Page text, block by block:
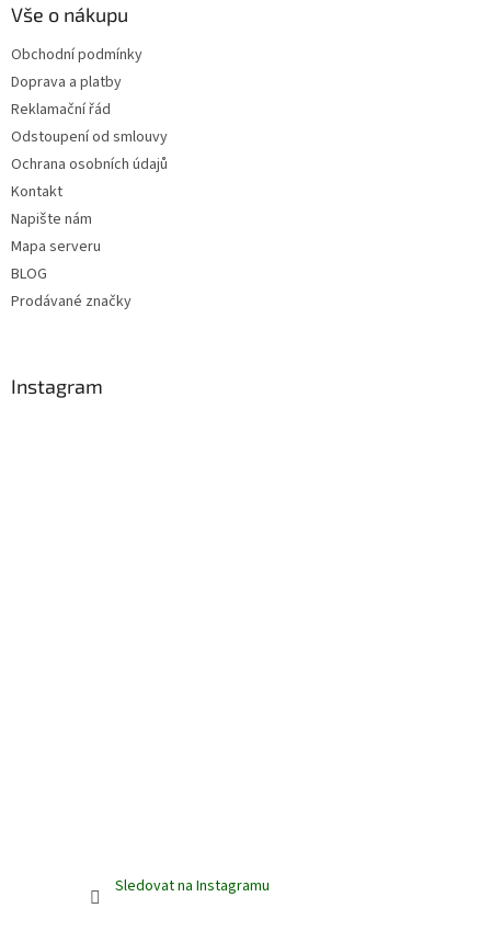
Vše o nákupu
Obchodní podmínky
Doprava a platby
Reklamační řád
Odstoupení od smlouvy
Ochrana osobních údajů
Kontakt
Napište nám
Mapa serveru
BLOG
Prodávané značky
Instagram
Sledovat na Instagramu